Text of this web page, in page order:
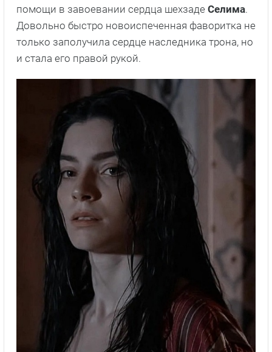
помощи в завоевании сердца шехзаде Селима.
Довольно быстро новоиспеченная фаворитка не
только заполучила сердце наследника трона, но
и стала его правой рукой.